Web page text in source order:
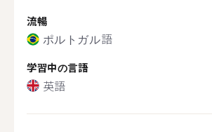
流暢
ポルトガル語
学習中の言語
英語